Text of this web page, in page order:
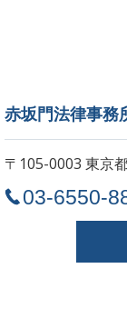
赤坂門法律事務
〒105-0003 東京
03-6550-